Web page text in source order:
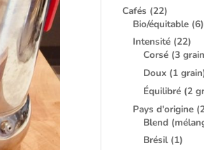
Cafés (22)
Bio/équitable (6)
Intensité (22)
Corsé (3
Doux (1
Équilibré (2
Pays d'origine
Blend
Brésil (1)